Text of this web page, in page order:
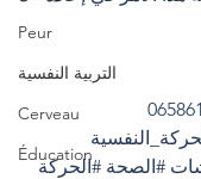
Peur
التربية النفسية
Cerveau
Éducation
#الصحة #الحركة